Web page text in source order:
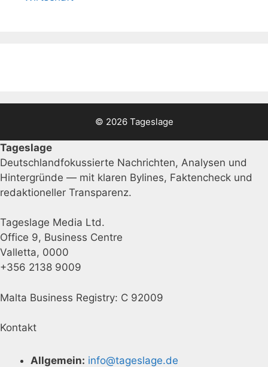
© 2026 Tageslage
Tageslage
Deutschlandfokussierte Nachrichten, Analysen und
Hintergründe — mit klaren Bylines, Faktencheck und
redaktioneller Transparenz.
Tageslage Media Ltd.
Office 9, Business Centre
Valletta, 0000
+356 2138 9009
Malta Business Registry: C 92009
Kontakt
Allgemein: info@tageslage.de